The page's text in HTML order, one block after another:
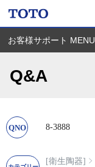
お客様サポート MENU
Q&A
8-3888
[衛生陶器]